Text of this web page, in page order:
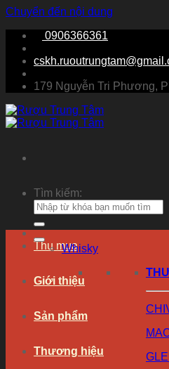
Chuyển đến nội dung
0906366361
179 Nguyễn Tri Phương,
Tìm kiếm:
Thu mua
Giới thiệu
Sản phẩm
Thương hiệu
Whisky